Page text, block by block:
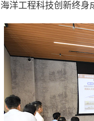
海洋工程科技创新终身